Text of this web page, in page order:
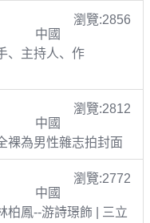
瀏覽:2856
中國
、主持人、作
瀏覽:2812
中國
裸為男性雜志拍封面
瀏覽:2772
中國
柏鳳--游詩璟飾 | 三立